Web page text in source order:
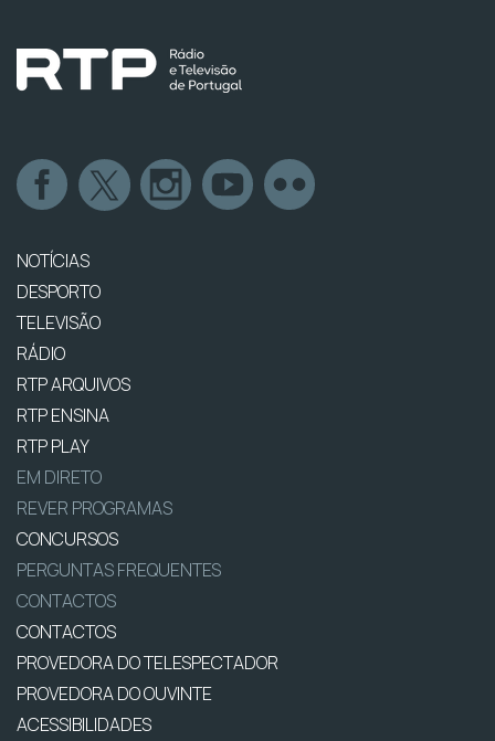
NOTÍCIAS
DESPORTO
TELEVISÃO
RÁDIO
RTP ARQUIVOS
RTP ENSINA
RTP PLAY
EM DIRETO
REVER PROGRAMAS
CONCURSOS
PERGUNTAS FREQUENTES
CONTACTOS
CONTACTOS
PROVEDORA DO TELESPECTADOR
PROVEDORA DO OUVINTE
ACESSIBILIDADES